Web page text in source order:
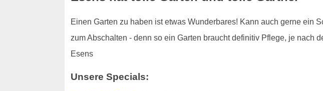
Einen Garten zu haben ist etwas Wunderbares! Kann auch gerne ein
zum Abschalten - denn so ein Garten braucht definitiv Pflege, je nach
Esens
Unsere Specials: